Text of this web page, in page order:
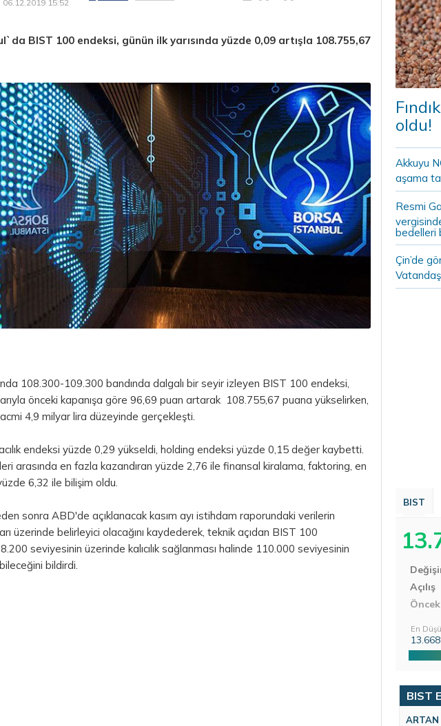
15:52
BIST 100 endeksi, günün ilk yarısında yüzde 0,09 artışla 108.755,67
108.300-109.300 bandında dalgalı bir seyir izleyen BIST 100 endeksi,
önceki kapanışa göre 96,69 puan artarak 108.755,67 puana yükselirken,
4,9 milyar lira düzeyinde gerçekleşti.
endeksi yüzde 0,29 yükseldi, holding endeksi yüzde 0,15 değer kaybetti.
arasında en fazla kazandıran yüzde 2,76 ile finansal kiralama, faktoring, en
6,32 ile bilişim oldu.
sonra ABD'de açıklanacak kasım ayı istihdam raporundaki verilerin
üzerinde belirleyici olacağını kaydederek, teknik açıdan BIST 100
seviyesinin üzerinde kalıcılık sağlanması halinde 110.000 seviyesinin
bildirdi.
oldu!
Akkuyu
aşama
Resmi
bedelleri
Çin’de
BIST
Açılış
En
13.668
BIST
ARTAN